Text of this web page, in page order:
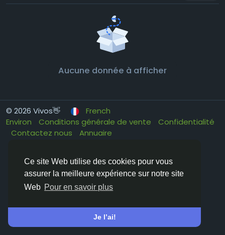
Ce site Web utilise des cookies pour vous
assurer la meilleure expérience sur notre site
Web Pour en savoir plus
Je l’ai!
Aucune donnée à afficher
© 2026 Vivos👋
French
Environ
Conditions générale de vente
Confidentialité
Contactez nous
Annuaire